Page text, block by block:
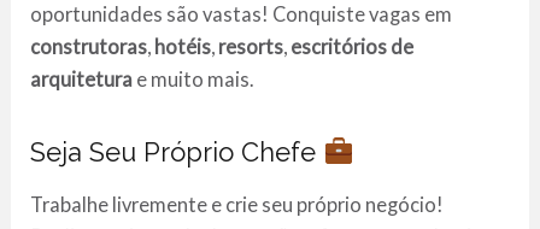
oportunidades são vastas! Conquiste vagas em
construtoras hotéis resorts escritórios de
arquitetura e muito mais.
Seja Seu Próprio Chefe
Trabalhe livremente e crie seu próprio negócio!